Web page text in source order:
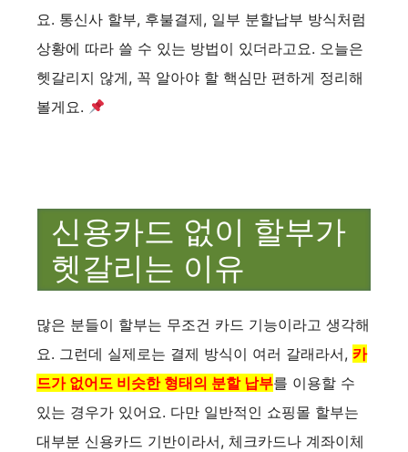
요. 통신사 할부, 후불결제, 일부 분할납부 방식처럼
상황에 따라 쓸 수 있는 방법이 있더라고요. 오늘은
헷갈리지 않게, 꼭 알아야 할 핵심만 편하게 정리해
볼게요.
신용카드 없이 할부가
헷갈리는 이유
많은 분들이 할부는 무조건 카드 기능이라고 생각해
요. 그런데 실제로는 결제 방식이 여러 갈래라서, 카
드가 없어도 비슷한 형태의 분할 납부를 이용할 수
있는 경우가 있어요. 다만 일반적인 쇼핑몰 할부는
대부분 신용카드 기반이라서, 체크카드나 계좌이체